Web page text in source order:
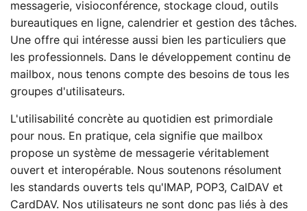
messagerie, visioconférence, stockage cloud, outils
bureautiques en ligne, calendrier et gestion des tâches.
Une offre qui intéresse aussi bien les particuliers que
les professionnels. Dans le développement continu de
mailbox, nous tenons compte des besoins de tous les
groupes d'utilisateurs.
L'utilisabilité concrète au quotidien est primordiale
pour nous. En pratique, cela signifie que mailbox
propose un système de messagerie véritablement
ouvert et interopérable. Nous soutenons résolument
les standards ouverts tels qu'IMAP, POP3, CalDAV et
CardDAV. Nos utilisateurs ne sont donc pas liés à des